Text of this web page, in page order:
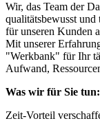
Wir, das Team der
qualitätsbewusst und
für unseren Kunden
Mit unserer
"Werkbank" für Ihr
Aufwand,
Was wir für Sie tun:
Zeit-Vorteil